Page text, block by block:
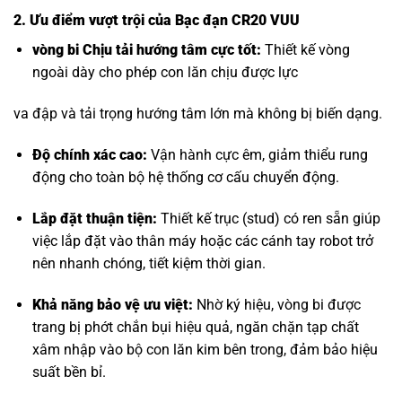
2. Ưu điểm vượt trội của Bạc đạn CR20 VUU
vòng bi Chịu tải hướng tâm cực tốt: Thiết kế vòng
ngoài dày cho phép con lăn chịu được lực
va đập và tải trọng hướng tâm lớn mà không bị biến dạng.
Độ chính xác cao: Vận hành cực êm, giảm thiểu rung
động cho toàn bộ hệ thống cơ cấu chuyển động.
Lắp đặt thuận tiện: Thiết kế trục (stud) có ren sẵn giúp
việc lắp đặt vào thân máy hoặc các cánh tay robot trở
nên nhanh chóng, tiết kiệm thời gian.
Khả năng bảo vệ ưu việt: Nhờ ký hiệu, vòng bi được
trang bị phớt chắn bụi hiệu quả, ngăn chặn tạp chất
xâm nhập vào bộ con lăn kim bên trong, đảm bảo hiệu
suất bền bỉ.